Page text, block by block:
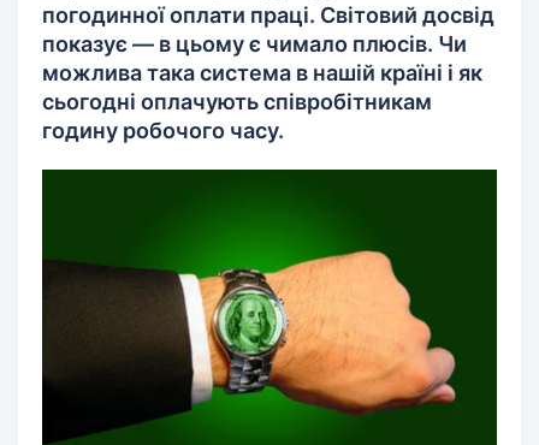
погодинної оплати праці. Світовий досвід
показує — в цьому є чимало плюсів. Чи
можлива така система в нашій країні і як
сьогодні оплачують співробітникам
годину робочого часу.